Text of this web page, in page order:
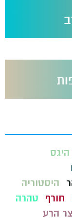
היגס
היסטוריה
חורף
טהרה
הרע